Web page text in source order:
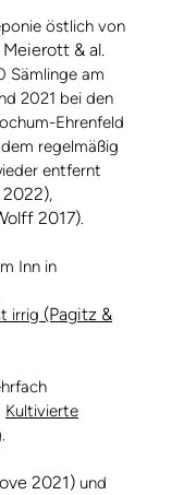
östlich von
& al.
Sämlinge am
2021 bei den
Ehrenfeld
regelmäßig
entfernt
2022),
2017).
Inn in
irrig (Pagitz &
Kultivierte
.
2021) und